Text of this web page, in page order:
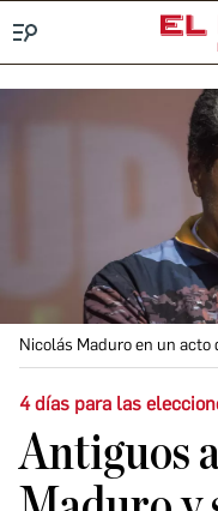
Nicolás Maduro en un acto
4 días para las
Antiguos